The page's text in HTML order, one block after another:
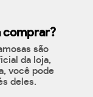
comprar?
são
da loja,
você pode
deles.